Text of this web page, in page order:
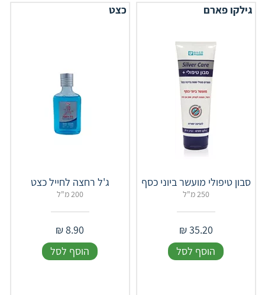
גילקו פארם
סבון טיפולי מועשר ביוני כסף
250 מ"ל
35.20
₪
הוסף לסל
כצט
ג'ל רחצה לחייל כצט
200 מ"ל
8.90
₪
הוסף לסל